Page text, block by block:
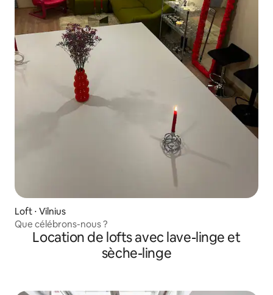
Loft ⋅ Vilnius
Que célébrons-nous ?
Location de lofts avec lave-linge et
sèche-linge